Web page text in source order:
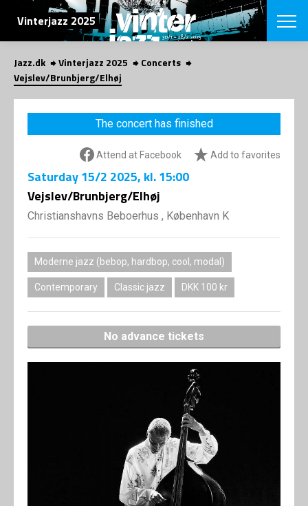
SEARCH
Vinterjazz 2025
CHOOSE
VINTERJAZZ
Themes
LOCATIONS
Jazz.dk Vinterjazz 2025
Concerts
Vejslev/Brunbjerg/Elhøj
The concert has finished
Attend at Facebook Add to favorites
Saturday15/2 2025, kl. 15:00
Vejslev/Brunbjerg/Elhøj
Christianshavns Beboerhus , København K
Moderne jazz (bebop, hardbop, cool, modal)
Contemporary Classic jazz DKK 100 kr
No advance tickets